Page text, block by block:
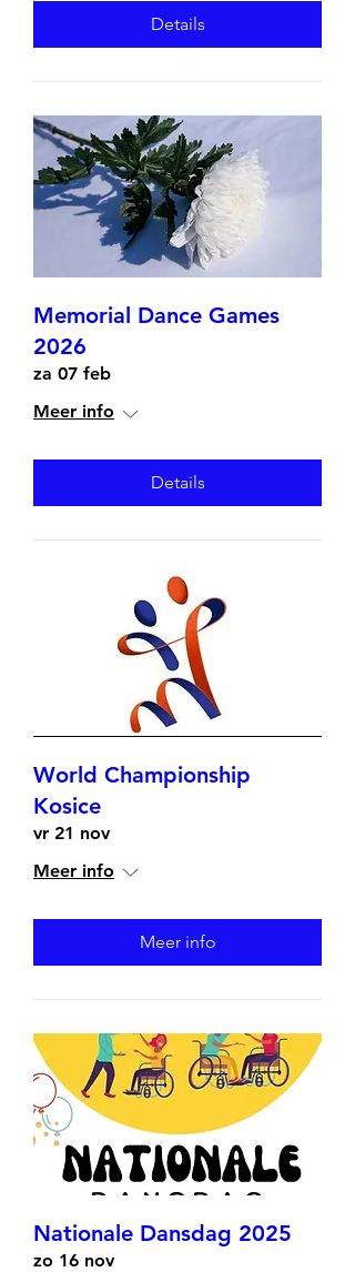
Details
Memorial Dance Games
2026
za 07 feb
Meer info
Details
World Championship
Kosice
vr 21 nov
Meer info
Meer info
Nationale Dansdag 2025
zo 16 nov